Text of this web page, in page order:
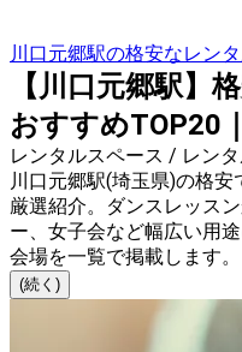
川口元郷駅の格安なレン
【川口元郷駅】
おすすめTOP20
レンタルスペース / レン
川口元郷駅(埼玉県)の格
厳選紹介。ダンスレッス
ー、女子会など幅広い用
会場を一覧で掲載します。
(続く)